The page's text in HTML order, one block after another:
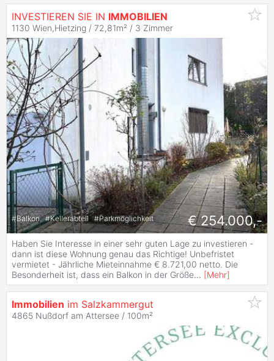
INVESTIEREN SIE IN IMMOBILIEN
1130 Wien,Hietzing / 72,81m² / 3 Zimmer
#Balkon #Kellerabteil #Parkmöglichkeit € 254.000,-
Haben Sie Interesse in einer sehr guten Lage zu investieren -
dann ist diese Wohnung genau das Richtige! Unbefristet
vermietet - Jährliche Mieteinnahme € 8.721,00 netto. Die
Besonderheit ist, dass ein Balkon in der Größe... [Mehr]
Immobilien im Salzkammergut
4865 Nußdorf am Attersee / 100m²